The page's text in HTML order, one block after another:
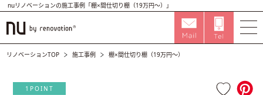
nuリノベーションの施工事例「棚×間仕切り棚（19万円〜）」
リノベーションTOP 施工事例 棚×間仕切り棚（19万円〜）
1POINT